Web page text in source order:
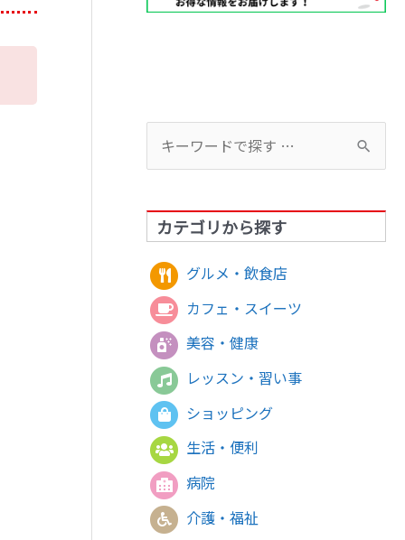
索
対
象カテゴリから探す
グルメ・飲食店
カフェ・スイーツ
美容・健康
レッスン・習い事
ショッピング
生活・便利
病院
介護・福祉